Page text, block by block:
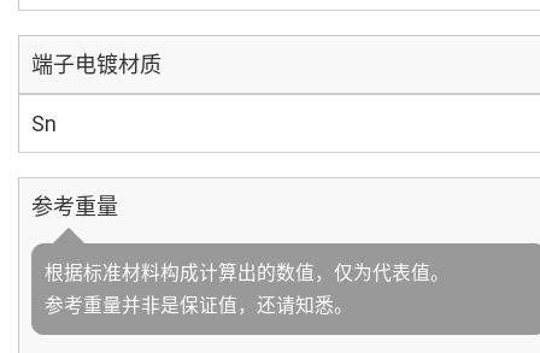
端子电镀材质
Sn
参考重量
根据标准材料构成计算出的数值，仅为代表值。
参考重量并非是保证值，还请知悉。